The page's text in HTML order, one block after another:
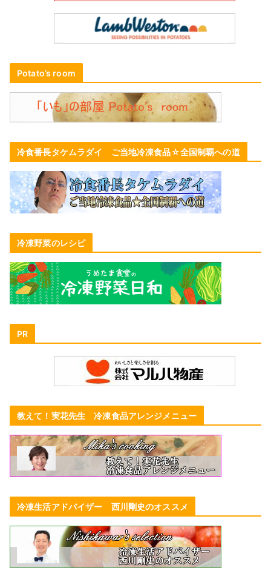
Potato’s room
冷食番長タケムラダイ ご当地冷凍食品☆全国制覇への道
冷凍野菜のレシピ
PR
教えて！実花先生 冷凍食品アレンジメニュー
冷凍生活アドバイザー 西川剛史のオススメ